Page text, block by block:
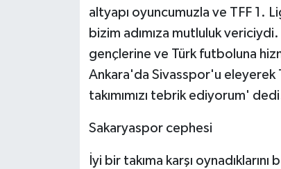
altyapı oyuncumuzla ve TFF 1.
bizim adımıza mutluluk
gençlerine ve Türk futboluna
Ankara'da Sivasspor'u eleyerek
takımımızı tebrik ediyorum'
Sakaryaspor cephesi
İyi bir takıma karşı